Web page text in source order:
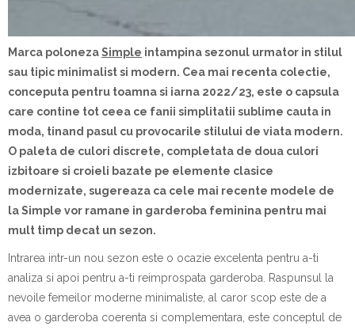
Marca polonezaSimple intampina sezonul urmator in stilul
sau tipic minimalist si modern. Cea mai recenta colectie,
conceputa pentru toamna si iarna 2022/23, este o capsula
care contine tot ceea ce fanii simplitatii sublime cauta in
moda, tinand pasul cu provocarile stilului de viata modern.
O paleta de culori discrete, completata de doua culori
izbitoare si croieli bazate pe elemente clasice
modernizate, sugereaza ca cele mai recente modele de
la Simple vor ramane in garderoba feminina pentru mai
mult timp decat un sezon.
Intrarea intr-un nou sezon este o ocazie excelenta pentru a-ti
analiza si apoi pentru a-ti reimprospata garderoba. Raspunsul la
nevoile femeilor moderne minimaliste, al caror scop este de a
avea o garderoba coerenta si complementara, este conceptul de